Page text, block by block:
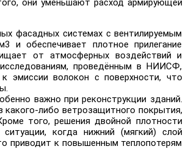
они уменьшают расход армирующей
фасадных системах с вентилируемым
и обеспечивает плотное прилегание
от атмосферных воздействий и
проведённым в НИИСФ,
волокон с поверхности, что
важно при реконструкции зданий.
какого-либо ветрозащитного покрытия,
того, решения двойной плотности
когда нижний (мягкий) слой
приводит к повышенным теплопотерям